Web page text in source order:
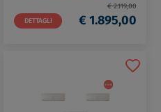
DETTAGLI
€ 2.119,00
€ 1.895,00